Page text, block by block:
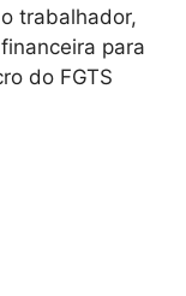
trabalhador,
para
do FGTS